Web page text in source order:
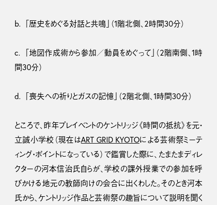
b. 「歴史をめぐる対話と共鳴」（1階北側、2時間30分）
c. 「地図作成術から参加／動員をめぐって」（2階南側、1時
間30分）
d. 「喪失への祈りとガスの記憶」（2階北側、1時間30分）
ところで、昨年プレイベントのケントリッジ《時間の抵抗》を元・
立誠小学校（現在はART GRID KYOTOによる芸術祭ミーテ
ィング・ポイントになっている）で鑑賞した際に、たまたまディレ
クターの河本信治氏自らが、学校の課外授業での参加を呼
びかける地元の教師向けの会合に出くわした。そのとき河本
氏から、ケントリッジ作品と芸術祭の趣旨について説明を聞く